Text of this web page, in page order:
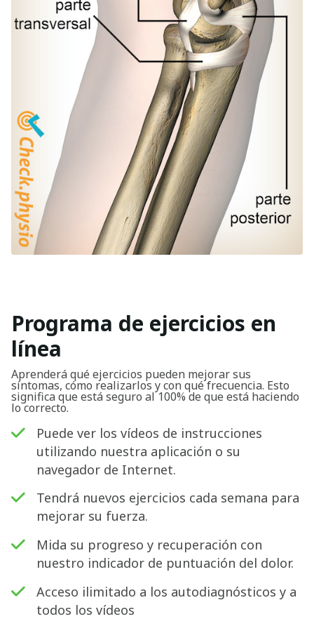
Programa de ejercicios en
línea
Aprenderá qué ejercicios pueden mejorar sus
síntomas, cómo realizarlos y con qué frecuencia. Esto
significa que está seguro al 100% de que está haciendo
lo correcto.
Puede ver los vídeos de instrucciones
utilizando nuestra aplicación o su
navegador de Internet.
Tendrá nuevos ejercicios cada semana para
mejorar su fuerza.
Mida su progreso y recuperación con
nuestro indicador de puntuación del dolor.
Acceso ilimitado a los autodiagnósticos y a
todos los vídeos